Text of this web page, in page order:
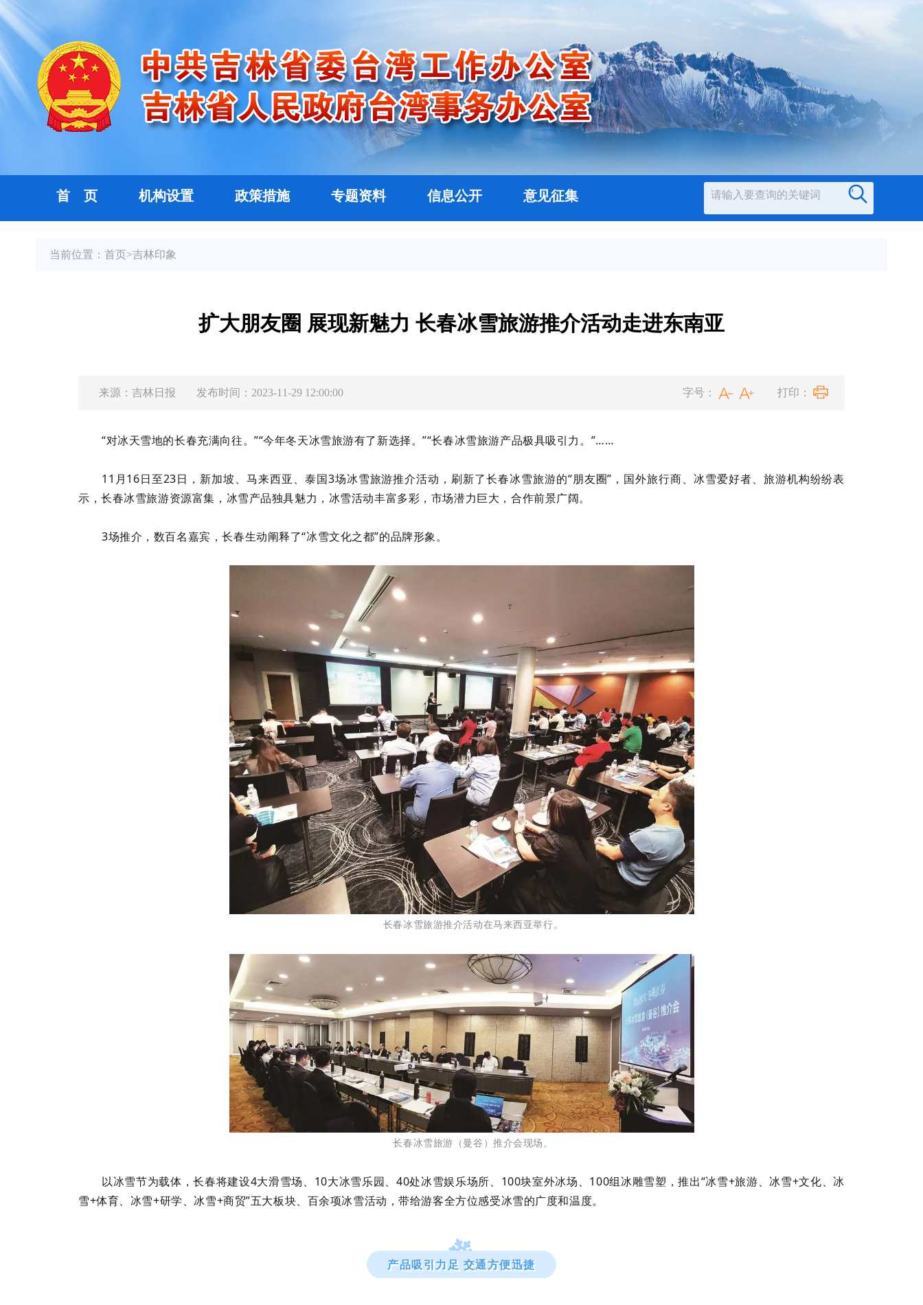
首 页 机构设置 政策措施 专题资料 信息公开 意见征集
当前位置： 首页>吉林印象
扩大朋友圈 展现新魅力 长春冰雪旅游推介活动走进东南亚
来源： 吉林日报 发布时间：2023-11-29 12:00:00 字号： 打印：
“对冰天雪地的长春充满向往。”“今年冬天冰雪旅游有了新选择。”“长春冰雪旅游产品极具吸引力。”……
11月16日至23日，新加坡、马来西亚、泰国3场冰雪旅游推介活动，刷新了长春冰雪旅游的“朋友圈”，国外旅行商、冰雪爱好者、旅游机构纷纷表
示，长春冰雪旅游资源富集，冰雪产品独具魅力，冰雪活动丰富多彩，市场潜力巨大，合作前景广阔。
3场推介，数百名嘉宾，长春生动阐释了“冰雪文化之都”的品牌形象。
长春冰雪旅游推介活动在马来西亚举行。
长春冰雪旅游（曼谷）推介会现场。
以冰雪节为载体，长春将建设4大滑雪场、10大冰雪乐园、40处冰雪娱乐场所、100块室外冰场、100组冰雕雪塑，推出“冰雪+旅游、冰雪+文化、冰
雪+体育、冰雪+研学、冰雪+商贸”五大板块、百余项冰雪活动，带给游客全方位感受冰雪的广度和温度。
产品吸引力足 交通方便迅捷